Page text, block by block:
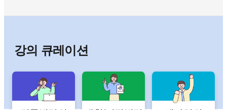
강의 큐레이션